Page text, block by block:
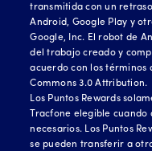
transmitida con un
Android, Google Play y
Google, Inc. El robot de
del trabajo creado y
acuerdo con los términos
Commons 3.0 Attribution.
Los Puntos Rewards
Tracfone elegible
necesarios. Los Puntos
se pueden transferir a